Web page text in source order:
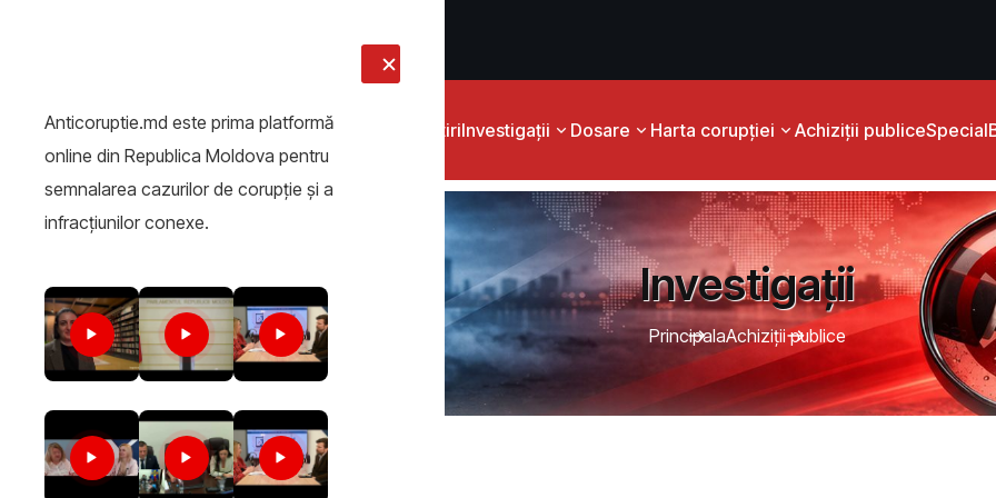
ȘtiriInvestigații Dosare Harta corupției Achiziții publiceSpecial
Anticoruptie.md este prima platformă
online din Republica Moldova pentru
semnalarea cazurilor de corupţie şi a
infracţiunilor conexe.
Investigații
PrincipalaAchiziţii publice